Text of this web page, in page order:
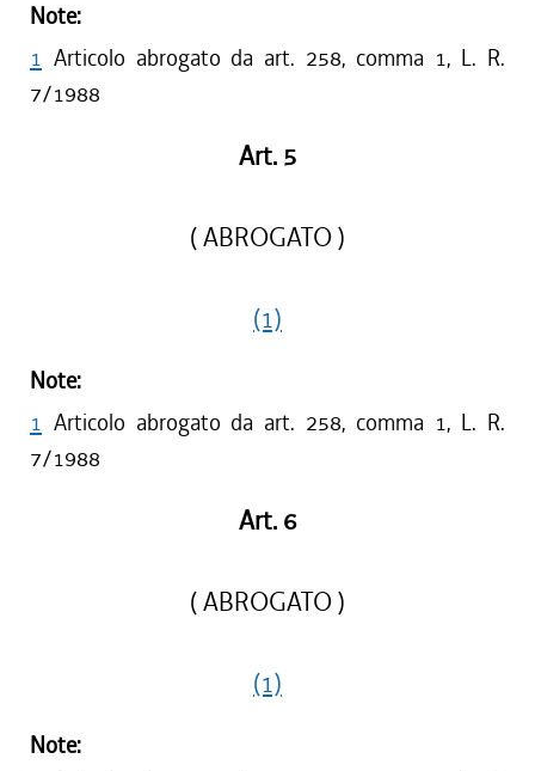
Note:
1 Articolo abrogato da art. 258, comma 1, L. R.
7/1988
Art. 5
( ABROGATO )
(1)
Note:
1 Articolo abrogato da art. 258, comma 1, L. R.
7/1988
Art. 6
( ABROGATO )
(1)
Note: